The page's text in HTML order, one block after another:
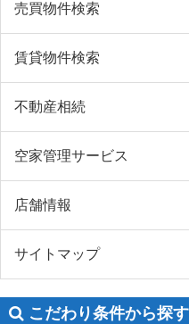
売買物件検索
賃貸物件検索
不動産相続
空家管理サービス
店舗情報
サイトマップ
こだわり条件から探す